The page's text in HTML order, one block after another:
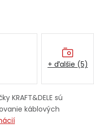
účet
KRAFT&DELE sú
káblových
+ ďalšie (5)